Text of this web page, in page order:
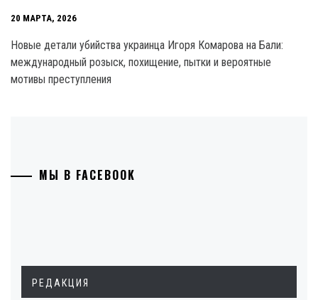
20 МАРТА, 2026
Новые детали убийства украинца Игоря Комарова на Бали:
международный розыск, похищение, пытки и вероятные
мотивы преступления
МЫ В FACEBOOK
РЕДАКЦИЯ